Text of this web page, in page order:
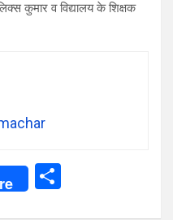
कुमार व विद्यालय के शिक्षक